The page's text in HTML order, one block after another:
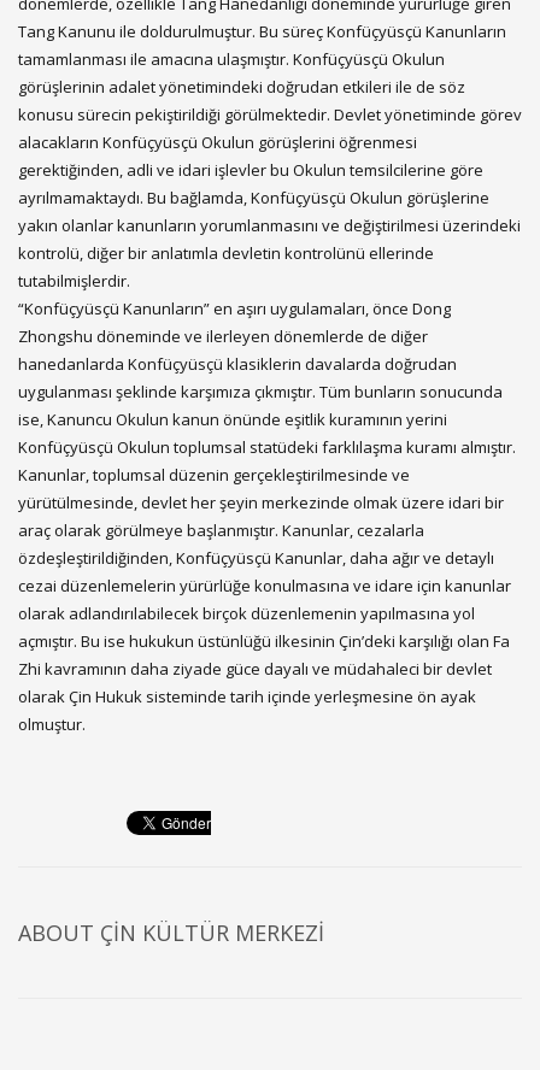
Tang Kanunu ile doldurulmuştur. Bu süreç Konfüçyüsçü Kanunların
tamamlanması ile amacına ulaşmıştır. Konfüçyüsçü Okulun
görüşlerinin adalet yönetimindeki doğrudan etkileri ile de söz
konusu sürecin pekiştirildiği görülmektedir. Devlet yönetiminde görev
alacakların Konfüçyüsçü Okulun görüşlerini öğrenmesi
gerektiğinden, adli ve idari işlevler bu Okulun temsilcilerine göre
ayrılmamaktaydı. Bu bağlamda, Konfüçyüsçü Okulun görüşlerine
yakın olanlar kanunların yorumlanmasını ve değiştirilmesi üzerindeki
kontrolü, diğer bir anlatımla devletin kontrolünü ellerinde
tutabilmişlerdir.
“Konfüçyüsçü Kanunların” en aşırı uygulamaları, önce Dong
Zhongshu döneminde ve ilerleyen dönemlerde de diğer
hanedanlarda Konfüçyüsçü klasiklerin davalarda doğrudan
uygulanması şeklinde karşımıza çıkmıştır. Tüm bunların sonucunda
ise, Kanuncu Okulun kanun önünde eşitlik kuramının yerini
Konfüçyüsçü Okulun toplumsal statüdeki farklılaşma kuramı almıştır.
Kanunlar, toplumsal düzenin gerçekleştirilmesinde ve
yürütülmesinde, devlet her şeyin merkezinde olmak üzere idari bir
araç olarak görülmeye başlanmıştır. Kanunlar, cezalarla
özdeşleştirildiğinden, Konfüçyüsçü Kanunlar, daha ağır ve detaylı
cezai düzenlemelerin yürürlüğe konulmasına ve idare için kanunlar
olarak adlandırılabilecek birçok düzenlemenin yapılmasına yol
açmıştır. Bu ise hukukun üstünlüğü ilkesinin Çin’deki karşılığı olan Fa
Zhi kavramının daha ziyade güce dayalı ve müdahaleci bir devlet
olarak Çin Hukuk sisteminde tarih içinde yerleşmesine ön ayak
olmuştur.
ABOUT ÇIN KÜLTÜR MERKEZI